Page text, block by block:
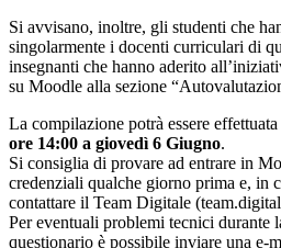
Si avvisano, inoltre, gli studenti che
singolarmente i docenti curriculari di
insegnanti che hanno aderito
su Moodle alla sezione
La compilazione potrà essere effettuata
ore 14:00 a giovedì 6 Giugno.
Si consiglia di provare ad entrare in
credenziali qualche giorno prima e, in
contattare il Team Digitale
Per eventuali problemi tecnici durante
questionario è possibile inviare una e-